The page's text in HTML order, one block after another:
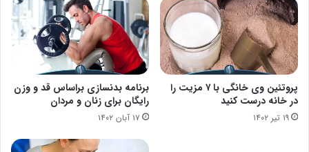
پروتئین وی خانگی با ۷ مزیت را
در خانه درست کنید
۱۹ تیر ۱۴۰۲
برنامه بدنسازی براساس قد و وزن
رایگان برای زنان و مردان
۱۷ آبان ۱۴۰۲